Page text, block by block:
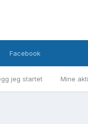
jeg startet Mine
Facebook